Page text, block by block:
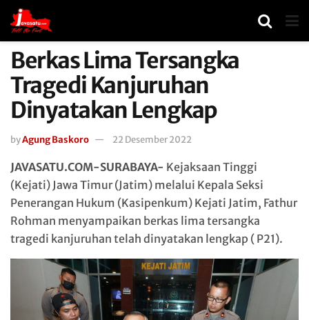
Berkas Lima Tersangka
Tragedi Kanjuruhan
Dinyatakan Lengkap
byAgung Baskoro 22 Desember 2022
JAVASATU.COM-SURABAYA- Kejaksaan Tinggi
(Kejati) Jawa Timur (Jatim) melalui Kepala Seksi
Penerangan Hukum (Kasipenkum) Kejati Jatim, Fathur
Rohman menyampaikan berkas lima tersangka
tragedi kanjuruhan telah dinyatakan lengkap ( P21).